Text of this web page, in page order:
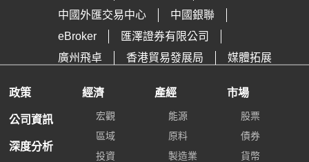
中國外匯交易中心
中國銀聯
eBroker
匯澤證券有限公司
廣州飛卓
香港貿易發展局 媒體拓展
政策
公司資訊
深度分析
經濟
宏觀
區域
投資
產經
能源
原料
製造業
市場
股票
債券
貨幣